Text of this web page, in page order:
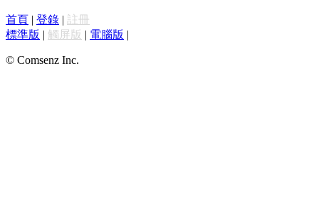
首頁 | 登錄 | 註冊
標準版 | 觸屏版 | 電腦版 |
© Comsenz Inc.